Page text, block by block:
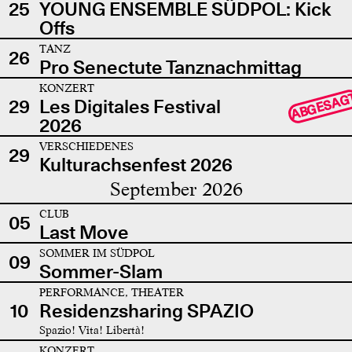
25 YOUNG ENSEMBLE SÜDPOL: Kick
Offs
26
TANZ
Pro Senectute Tanznachmittag
29
KONZERT
Les Digitales Festival
2026
29 VERSCHIEDENES
Kulturachsenfest 2026
September 2026
05 CLUB
Last Move
09
SOMMER IM SÜDPOL
Sommer-Slam
10
PERFORMANCE, THEATER
Residenzsharing SPAZIO
Spazio! Vita! Libertà!